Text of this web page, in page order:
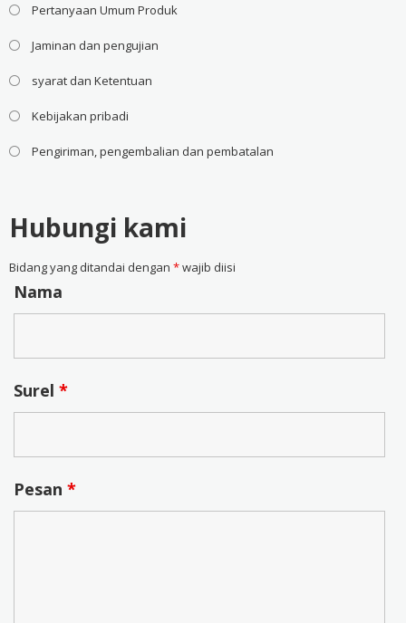
Pertanyaan Umum Produk
Jaminan dan pengujian
syarat dan Ketentuan
Kebijakan pribadi
Pengiriman, pengembalian dan pembatalan
Hubungi kami
Bidang yang ditandai dengan *wajib diisi
Nama
Surel *
Pesan *